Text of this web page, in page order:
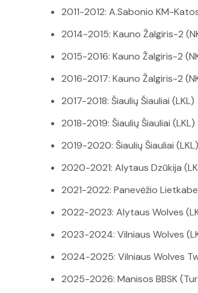
2011-2012: A.Sabonio KM-
2014-2015: Kauno Žalgiris-2
2015-2016: Kauno Žalgiris-2
2016-2017: Kauno Žalgiris-2
2017-2018: Šiaulių Šiauliai (LKL)
2018-2019: Šiaulių Šiauliai (LKL)
2019-2020: Šiaulių Šiauliai
2020-2021: Alytaus Dzūkija
2021-2022: Panevėžio
2022-2023: Alytaus Wolves
2023-2024: Vilniaus Wolves
2024-2025: Vilniaus Wolves
2025-2026: Manisos BBSK